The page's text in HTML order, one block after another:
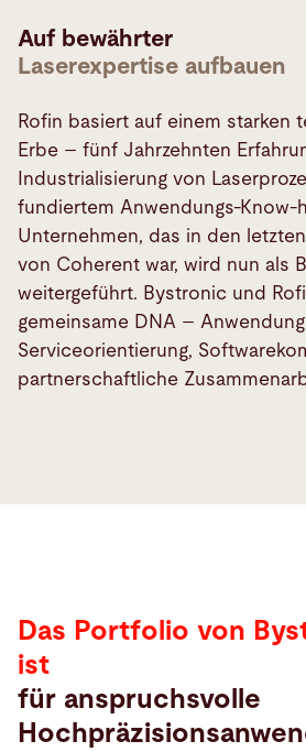
Auf bewährter
Laserexpertise aufbauen
Rofin basiert auf einem starken
Erbe – fünf Jahrzehnten
Industrialisierung von
fundiertem Anwendungs-Know-
Unternehmen, das in den letzten
von Coherent war, wird nun als
weitergeführt. Bystronic und
gemeinsame DNA –
Serviceorientierung,
partnerschaftliche
Das Portfolio von
ist
für anspruchsvolle